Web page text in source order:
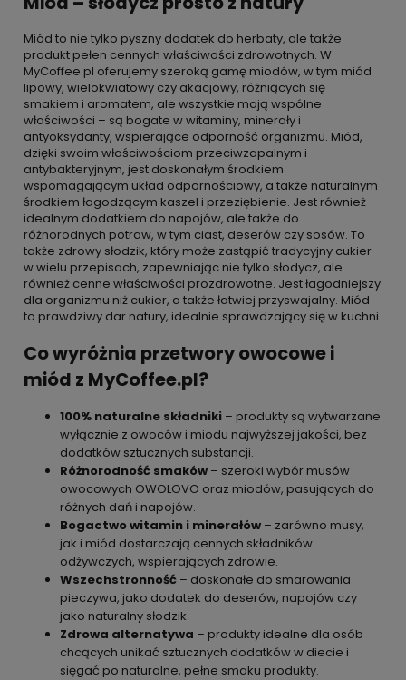
Miód to nie tylko pyszny dodatek do herbaty, ale także
produkt pełen cennych właściwości zdrowotnych. W
MyCoffee.pl oferujemy szeroką gamę miodów, w tym miód
lipowy, wielokwiatowy czy akacjowy, różniących się
smakiem i aromatem, ale wszystkie mają wspólne
właściwości – są bogate w witaminy, minerały i
antyoksydanty, wspierające odporność organizmu. Miód,
dzięki swoim właściwościom przeciwzapalnym i
antybakteryjnym, jest doskonałym środkiem
wspomagającym układ odpornościowy, a także naturalnym
środkiem łagodzącym kaszel i przeziębienie. Jest również
idealnym dodatkiem do napojów, ale także do
różnorodnych potraw, w tym ciast, deserów czy sosów. To
także zdrowy słodzik, który może zastąpić tradycyjny cukier
w wielu przepisach, zapewniając nie tylko słodycz, ale
również cenne właściwości prozdrowotne. Jest łagodniejszy
dla organizmu niż cukier, a także łatwiej przyswajalny. Miód
to prawdziwy dar natury, idealnie sprawdzający się w kuchni.
Co wyróżnia przetwory owocowe i
miód z MyCoffee.pl?
100% naturalne składniki – produkty są wytwarzane
wyłącznie z owoców i miodu najwyższej jakości, bez
dodatków sztucznych substancji.
Różnorodność smaków – szeroki wybór musów
owocowych OWOLOVO oraz miodów, pasujących do
różnych dań i napojów.
Bogactwo witamin i minerałów – zarówno musy,
jak i miód dostarczają cennych składników
odżywczych, wspierających zdrowie.
Wszechstronność – doskonałe do smarowania
pieczywa, jako dodatek do deserów, napojów czy
jako naturalny słodzik.
Zdrowa alternatywa – produkty idealne dla osób
chcących unikać sztucznych dodatków w diecie i
sięgać po naturalne, pełne smaku produkty.